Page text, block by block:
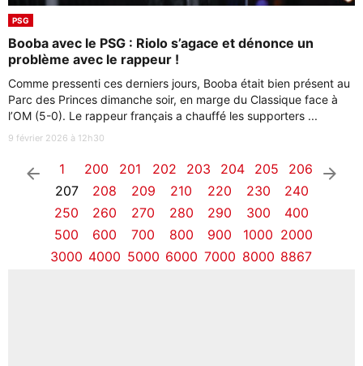
PSG
Booba avec le PSG : Riolo s’agace et dénonce un
problème avec le rappeur !
Comme pressenti ces derniers jours, Booba était bien présent au
Parc des Princes dimanche soir, en marge du Classique face à
l’OM (5-0). Le rappeur français a chauffé les supporters ...
9 février 2026 à 12h30
arrow_left 1 200 201 202 203 204 205
206
207
208 209 210 220 230
240
250
260 270 280 290 300
400
500
600 700 800 900 1000 2000
3000 4000 5000 6000 7000 8000 8867
arrow_right